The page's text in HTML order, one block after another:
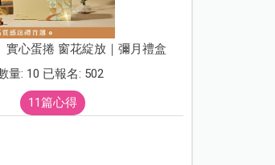
實心蛋捲 窗花綻放｜彌月禮盒
量: 10 已報名: 502
11篇心得